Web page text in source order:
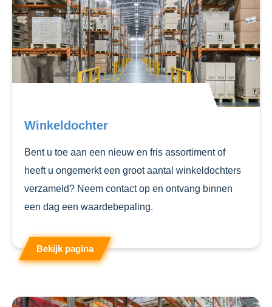
Winkeldochter
Bent u toe aan een nieuw en fris assortiment of
heeft u ongemerkt een groot aantal winkeldochters
verzameld? Neem contact op en ontvang binnen
een dag een waardebepaling.
Bekijk pagina